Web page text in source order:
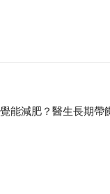
能減肥？醫生長期帶